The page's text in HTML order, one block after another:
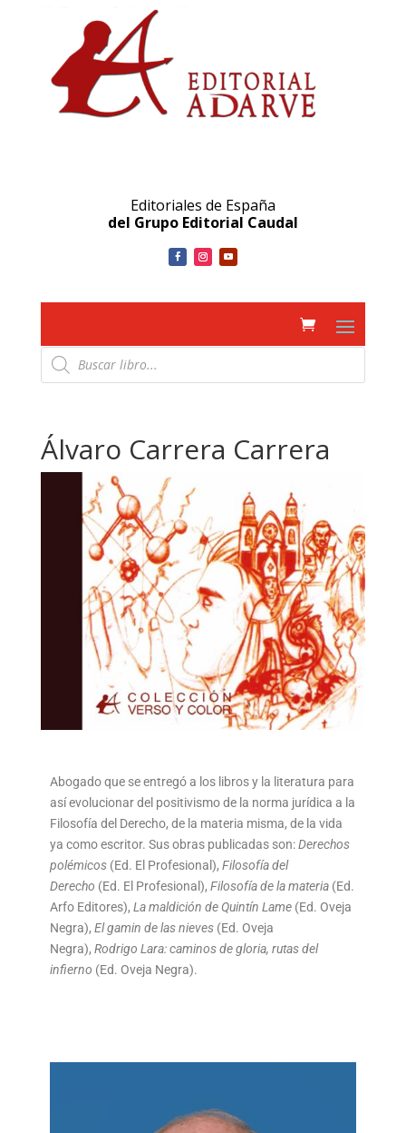
Editoriales de España
del Grupo Editorial Caudal
Álvaro Carrera Carrera
Abogado que se entregó a los libros y la literatura para
así evolucionar del positivismo de la norma jurídica a la
Filosofía del Derecho, de la materia misma, de la vida
ya como escritor. Sus obras publicadas son:Derechos
polémicos(Ed. El Profesional), Filosofía del
Derecho (Ed. El Profesional), Filosofía de la materia(Ed.
Arfo Editores), La maldición de Quintín Lame(Ed. Oveja
Negra), El gamin de las nieves(Ed. Oveja
Negra), Rodrigo Lara: caminos de gloria, rutas del
infierno (Ed. Oveja Negra).